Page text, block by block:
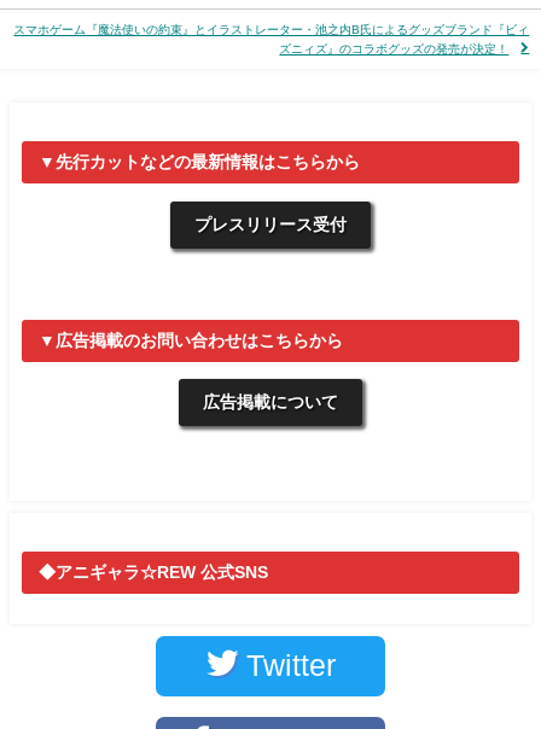
スマホゲーム『魔法使いの約束』とイラストレーター・池之内B氏によるグッズブランド『ビィ
ズニィズ』のコラボグッズの発売が決定！
▼先行カットなどの最新情報はこちらから
プレスリリース受付
▼広告掲載のお問い合わせはこちらから
広告掲載について
◆アニギャラ☆REW 公式SNS
Twitter